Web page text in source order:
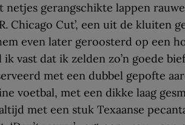
netjes gerangschikte lappen
Chicago Cut’, een uit de kluiten
even later geroosterd op een
ik vast dat ik zelden zo’n goede
met een dubbel gepofte
voetbal, met een dikke laag
met een stuk Texaanse